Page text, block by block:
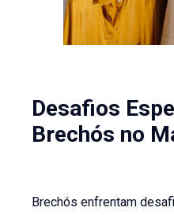
Desafios
Brechós no
Brechós enfrentam